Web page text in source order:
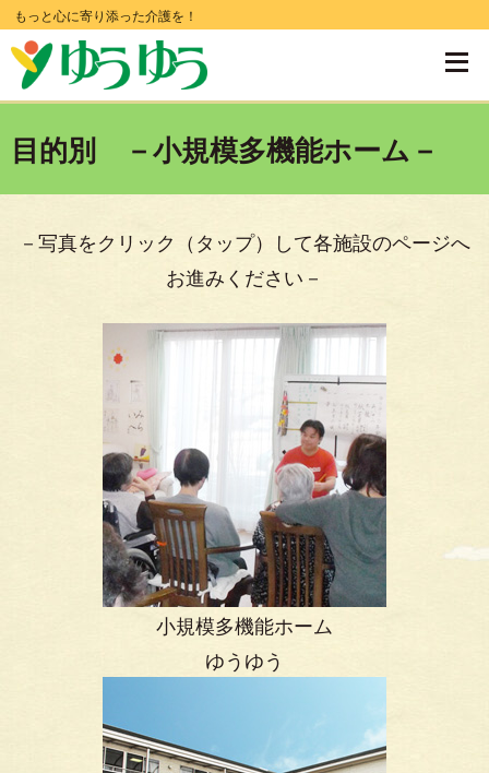
コ
ン
ツ
へ
もっと心に寄り添った介護を！
目的別 －小規模多機能ホーム－
－写真をクリック（タップ）して各施設のページへ
お進みください－
小規模多機能ホーム
ゆうゆう